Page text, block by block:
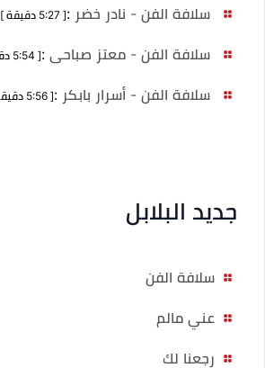
سلافة الفن - نادر خضر :[ 5:27 دقيقة ]
سلافة الفن - معتز صباحى :[ 5:54 دقيقة ]
سلافة الفن - أسرار بابكر :[ 5:56 دقيقة ]
جديد البلابل
سلافة الفن
عني مالم
رجعنا لك